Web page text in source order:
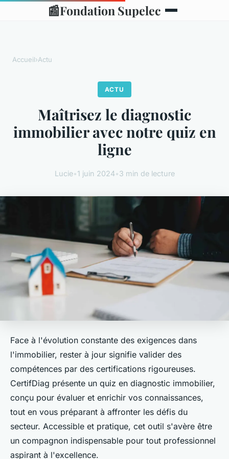
📰Fondation Supelec
Accueil›Actu
ACTU
Maîtrisez le diagnostic
immobilier avec notre quiz en
ligne
Lucie•1 juin 2024•3 min de lecture
Face à l'évolution constante des exigences dans
l'immobilier, rester à jour signifie valider des
compétences par des certifications rigoureuses.
CertifDiag présente un quiz en diagnostic immobilier,
conçu pour évaluer et enrichir vos connaissances,
tout en vous préparant à affronter les défis du
secteur. Accessible et pratique, cet outil s'avère être
un compagnon indispensable pour tout professionnel
aspirant à l'excellence.